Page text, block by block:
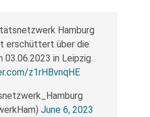
Hamburg
erschüttert über die
03.06.2023 in Leipzig.
z1rHBvnqHE
June 6, 2023